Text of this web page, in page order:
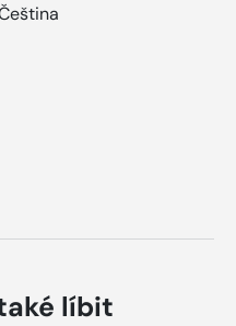
líbit